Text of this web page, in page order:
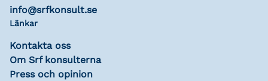
info@srfkonsult.se
Länkar
Kontakta oss
Om Srf konsulterna
Press och opinion